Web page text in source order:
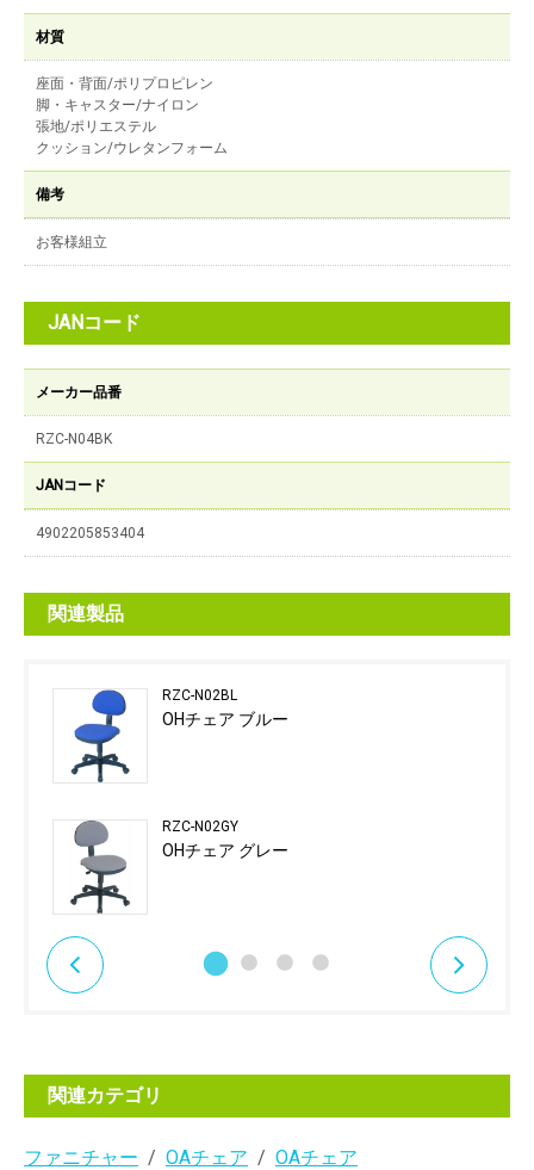
材質
座面・背面/ポリプロピレン
脚・キャスター/ナイロン
張地/ポリエステル
クッション/ウレタンフォーム
備考
お客様組立
JANコード
メーカー品番
RZC-N04BK
JANコード
4902205853404
関連製品
RZC-N02BL
OHチェア ブルー
RZC-N02GY
OHチェア グレー
関連カテゴリ
ファニチャー OAチェア OAチェア